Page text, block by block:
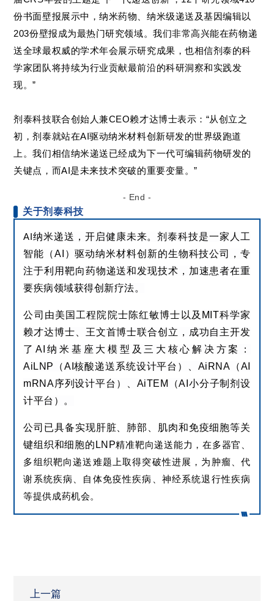
份书面壁报展示中，纳米药物、纳米级递送及基因编辑以
203份壁报成为最热门研究领域。我们非常高兴能在药物递
送全球最权威的学术年会展示研究成果，也相信剂泰的科
学家团队将持续为行业贡献最前沿的科研洞察和实践发
现。”
剂泰科技联合创始人兼CEO赖才达博士表示：“从创立之
初，剂泰就站在AI驱动纳米材料创新研发的世界级跑道
上。我们相信纳米递送已经成为下一代可编辑药物研发的
关键点，而AI是未来技术突破的重要变量。”
- End -
关于剂泰科技
AI纳米递送，开启健康未来。剂泰科技是一家人工
智能（AI）驱动纳米材料创新的生物科技公司，专
注于利用靶向药物递送和发现技术，加速患者在重
要疾病领域获得创新疗法。
公司由美国工程院院士陈红敏博士以及 MIT科学家
赖才达博士、王文首博士联合创立，成功自主开发
了AI纳米基座大模型及三大核心解决方案：
AiLNP（AI核酸递送系统设计平台）、AiRNA（AI
mRNA序列设计平台）、AiTEM（AI小分子制剂设
计平台）。
公司已具备实现肝脏、肺部、肌肉和免疫细胞等关
键组织和细胞的 LNP精准靶向递送能力，在多器官、
多组织靶向递送难题上取得突破性进展，为肿瘤、代
谢系统疾病、自体免疫性疾病、神经系统退行性疾病
等提供成药机会。
上一篇